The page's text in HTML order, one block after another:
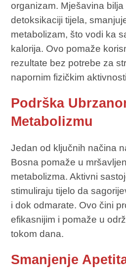
organizam. Mješavina
detoksikaciji tijela,
metabolizam, što vodi ka
kalorija. Ovo pomaže
rezultate bez potrebe za
napornim fizičkim
Podrška
Metabolizmu
Jedan od ključnih načina
Bosna pomaže u
metabolizma. Aktivni
stimuliraju tijelo da
i dok odmarate. Ovo čini
efikasnijim i pomaže u
tokom dana.
Smanjenje